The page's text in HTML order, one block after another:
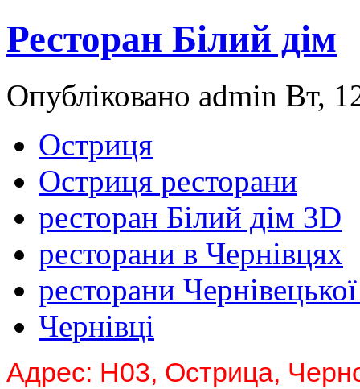
Ресторан Білий дім
Опубліковано admin Вт,
Остриця
Остриця ресторани
ресторан Білий дім 3D
ресторани в Чернівцях
ресторани
Чернівці
Адрес: Н03, Острица,